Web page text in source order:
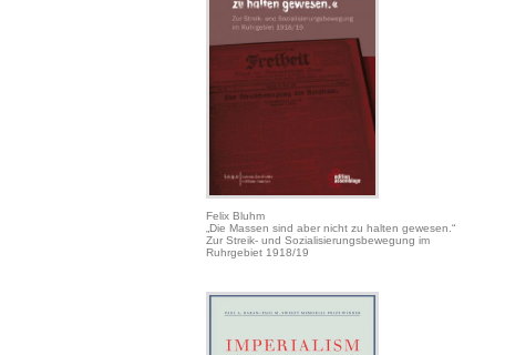
Felix Bluhm
„Die Massen sind aber nicht zu halten gewesen.“
Zur Streik- und Sozialisierungsbewegung im
Ruhrgebiet 1918/19